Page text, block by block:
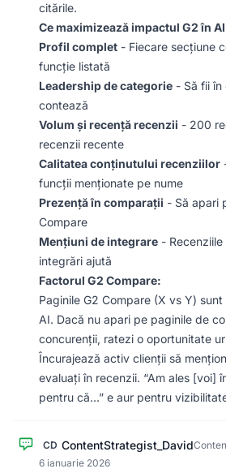
citările.
Ce maximizează impactul G2 în
Profil complet - Fiecare secțiune
funcție listată
Leadership de categorie - Să fii în
contează
Volum și recență recenzii - 200
recenzii recente
Calitatea conținutului recenziilor
funcții menționate pe nume
Prezență în comparații - Să apari
Compare
Mențiuni de integrare -
integrări ajută
Factorul G2 Compare:
Paginile G2 Compare (X vs Y)
AI. Dacă nu apari pe paginile de
concurenții, ratezi o oportunitate
Încurajează activ clienții să
evaluați în recenzii. “Am ales [voi]
pentru că…” e aur pentru
CD ContentStrategist_David
6 ianuarie 2026